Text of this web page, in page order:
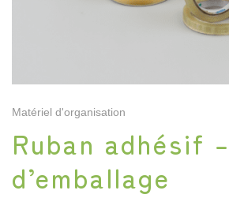
Matériel d'organisation
Ruban adhésif
d’emballage